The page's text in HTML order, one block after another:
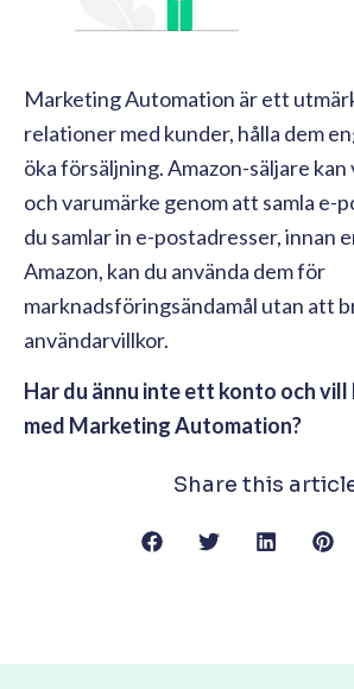
Marketing Automation är ett
relationer med kunder, hålla dem
öka försäljning. Amazon-säljare
och varumärke genom att samla e-
du samlar in e-postadresser, innan
Amazon, kan du använda dem för
marknadsföringsändamål utan att
användarvillkor.
Har du ännu inte ett konto och vill
med Marketing Automation?
Share this